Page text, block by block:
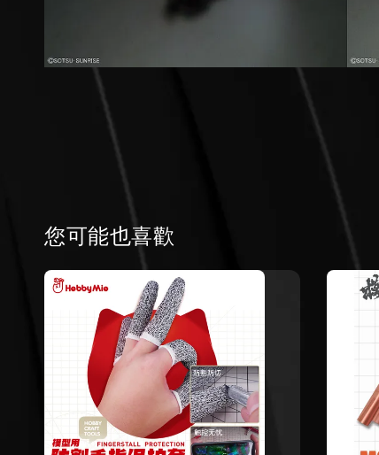
您可能也喜歡